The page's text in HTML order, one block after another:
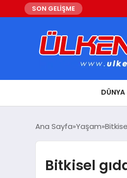
SON GELİŞME
DÜNYA
Ana Sayfa Yaşam
Bitkisel